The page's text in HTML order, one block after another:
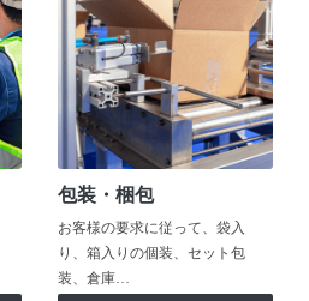
包装・梱包
お客様の要求に従って、袋入
り、箱入りの個装、セット包
装、倉庫…